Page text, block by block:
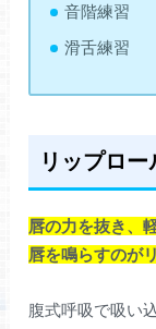
音階練習
滑舌練習
リップロー
唇の力を抜き、
唇を鳴らすのが
腹式呼吸で吸い